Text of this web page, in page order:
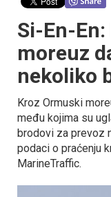
Si-En-
moreuz
nekoliko
Kroz Ormuski
među kojima su
brodovi za prevoz
podaci o praćenju
MarineTraffic.